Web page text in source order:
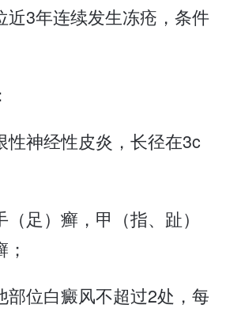
近3年连续发生冻疮，条件
性神经性皮炎，长径在3c
（足）癣，甲（指、趾）
部位白癜风不超过2处，每